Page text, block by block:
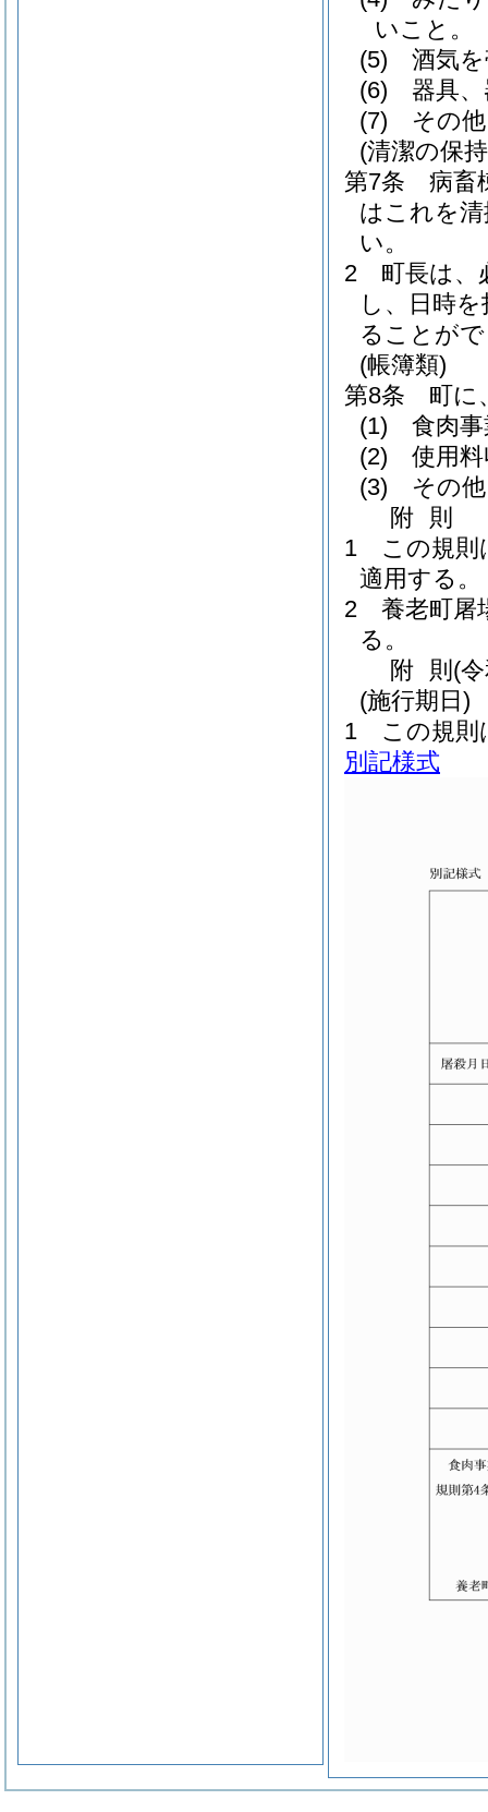
いこと。
(5)
酒気
(6)
器具
(7)
その
(清潔の保
第7条
病畜
はこれを
い。
2
町長は、
し、日時
ることが
(帳簿類)
第8条
町に
(1)
食肉
(2)
使用
(3)
その
附 則
1
この規則
適用する。
2
養老町屠
る。
附 則 (
(施行期日)
1
この規則
別記様式